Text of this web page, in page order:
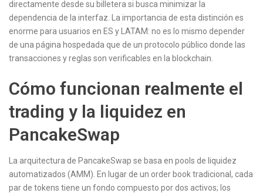
directamente desde su billetera si busca minimizar la
dependencia de la interfaz. La importancia de esta distinción es
enorme para usuarios en ES y LATAM: no es lo mismo depender
de una página hospedada que de un protocolo público donde las
transacciones y reglas son verificables en la blockchain.
Cómo funcionan realmente el
trading y la liquidez en
PancakeSwap
La arquitectura de PancakeSwap se basa en pools de liquidez
automatizados (AMM). En lugar de un order book tradicional, cada
par de tokens tiene un fondo compuesto por dos activos; los